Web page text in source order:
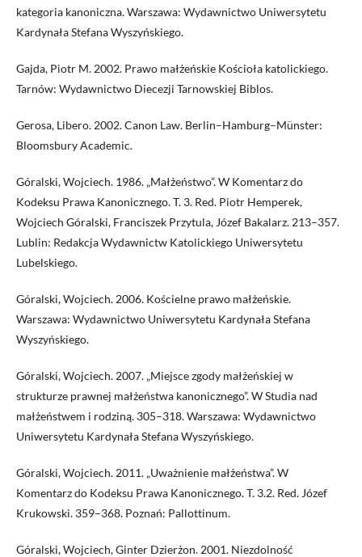
kategoria kanoniczna. Warszawa: Wydawnictwo Uniwersytetu
Kardynała Stefana Wyszyńskiego.
Gajda, Piotr M. 2002. Prawo małżeńskie Kościoła katolickiego.
Tarnów: Wydawnictwo Diecezji Tarnowskiej Biblos.
Gerosa, Libero. 2002. Canon Law. Berlin–Hamburg–Münster:
Bloomsbury Academic.
Góralski, Wojciech. 1986. „Małżeństwo”. W Komentarz do
Kodeksu Prawa Kanonicznego. T. 3. Red. Piotr Hemperek,
Wojciech Góralski, Franciszek Przytula, Józef Bakalarz. 213–357.
Lub­lin: Redakcja Wydawnictw Katolickiego Uniwersytetu
Lubelskiego.
Góralski, Wojciech. 2006. Kościelne prawo małżeńskie.
Warszawa: Wydawnictwo Uniwersytetu Kardynała Stefana
Wyszyńskiego.
Góralski, Wojciech. 2007. „Miejsce zgody małżeńskiej w
strukturze prawnej małżeństwa kanonicznego”. W Studia nad
małżeństwem i rodziną. 305–318. Warszawa: Wydawnictwo
Uniwersytetu Kardynała Stefana Wyszyńskiego.
Góralski, Wojciech. 2011. „Uważnienie małżeństwa”. W
Komentarz do Kodeksu Prawa Kanonicznego. T. 3.2. Red. Józef
Krukowski. 359–368. Poznań: Pallottinum.
Góralski, Wojciech, Ginter Dzierżon. 2001. Niezdolność